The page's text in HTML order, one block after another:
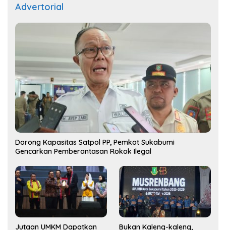
Advertorial
Dorong Kapasitas Satpol PP, Pemkot Sukabumi
Gencarkan Pemberantasan Rokok Ilegal
Jutaan UMKM Dapatkan
Bukan Kaleng-kaleng,